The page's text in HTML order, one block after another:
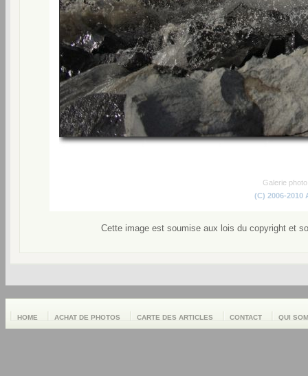
Galerie
(C) 2006-2010
Cette image est soumise aux lois du copyright et
HOME ACHAT DE PHOTOS CARTE DES ARTICLES CONTACT QUI